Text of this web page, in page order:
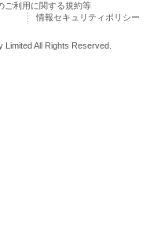
ご利用に関する規約等
情報セキュリティポリシー
All Rights Reserved.